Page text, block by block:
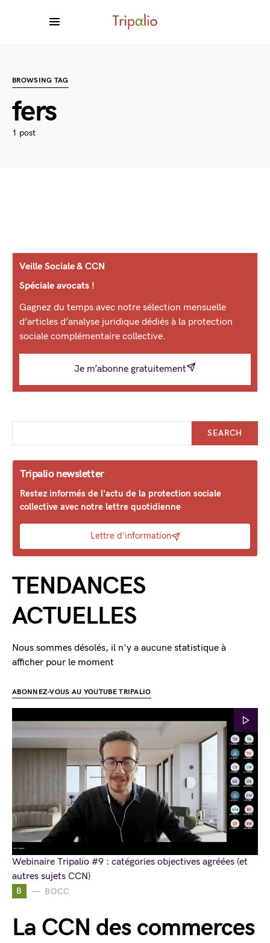
BROWSING TAG
fers
1 post
B BOCC
La CCN des commerces
Veille Sociale & CCN
Spéciale avocats !
Gagnez du temps avec notre sélection mensuelle
d’articles d’analyse juridique dédiés à la protection
sociale complémentaire collective.
Je m’abonne gratuitement
SEARCH
Tripalio newsletter
Restez informés de l'actu de la protection sociale
collective avec notre lettre quotidienne
Lettre d'information
TENDANCES
ACTUELLES
Nous sommes désolés, il n'y a aucune statistique à
afficher pour le moment
ABONNEZ-VOUS AU YOUTUBE TRIPALIO
Webinaire Tripalio #9 : catégories objectives agréées (et
autres sujets CCN)